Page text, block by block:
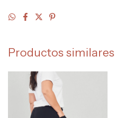
Productos similares